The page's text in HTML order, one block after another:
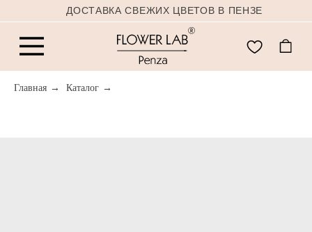
ДОСТАВКА СВЕЖИХ ЦВЕТОВ В ПЕНЗЕ
Главная → Каталог →